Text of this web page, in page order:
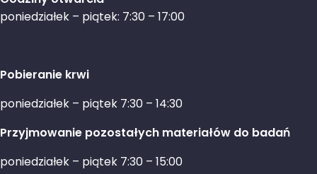
poniedziałek – piątek: 7:30 – 17:00
Pobieranie krwi
poniedziałek – piątek 7:30 – 14:30
Przyjmowanie pozostałych materiałów do badań
poniedziałek – piątek 7:30 – 15:00